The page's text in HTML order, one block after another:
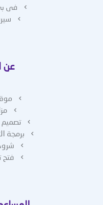
فى
عن
تصميم
برمجة
فتح